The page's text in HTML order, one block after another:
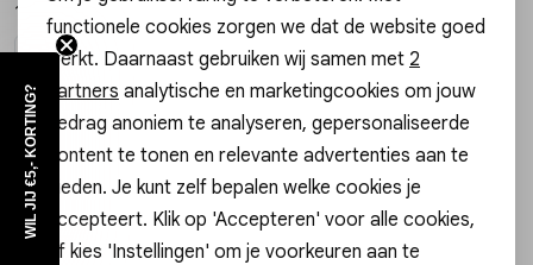
Vesten
Jassen
Lingerie
14,99
In winkelmand
Selecteer maat
Meer van Gossip
Meer looks
Analytische cookies
Marketing cookies
functionele cookies zorgen we dat de website goed
werkt. Daarnaast gebruiken wij samen met 2
partners analytische en marketingcookies om jouw
gedrag anoniem te analyseren, gepersonaliseerde
content te tonen en relevante advertenties aan te
bieden. Je kunt zelf bepalen welke cookies je
accepteert. Klik op 'Accepteren' voor alle cookies,
of kies 'Instellingen' om je voorkeuren aan te
WIL JIJ €5,- KORTING?